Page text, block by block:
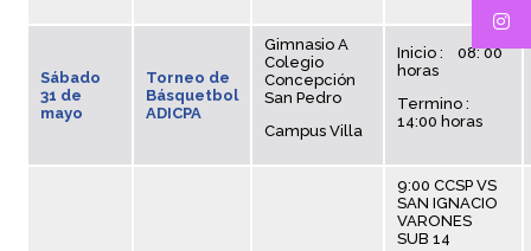
Sábado
31 de
mayo
Torneo de
Básquetbol
ADICPA
Gimnasio A
Colegio
Concepción
San Pedro
Campus Villa
Inicio : 08: 00
horas
Termino :
14:00 horas
9:00 CCSP VS
SAN IGNACIO
VARONES
SUB 14